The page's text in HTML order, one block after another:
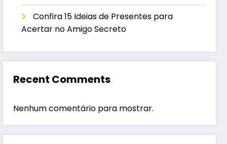
Confira 15 Ideias de Presentes para
Acertar no Amigo Secreto
Recent Comments
Nenhum comentário para mostrar.